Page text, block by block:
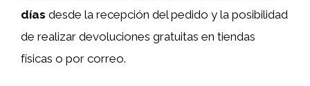
días desde la recepción del pedido y la posibilidad
de realizar devoluciones gratuitas en tiendas
físicas o por correo.